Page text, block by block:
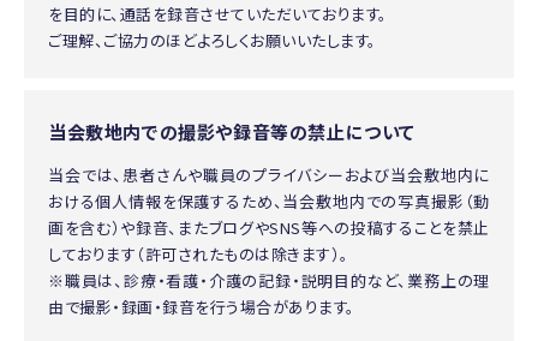
を目的に、通話を録音させていただいております。
ご理解、ご協力のほどよろしくお願いいたします。
当会敷地内での撮影や録音等の禁止について
当会では、患者さんや職員のプライバシーおよび当会敷地内に
おける個人情報を保護するため、当会敷地内での写真撮影（動
画を含む）や録音、またブログやSNS等への投稿することを禁止
しております（許可されたものは除きます）。
※職員は、診療・看護・介護の記録・説明目的など、業務上の理
由で撮影・録画・録音を行う場合があります。